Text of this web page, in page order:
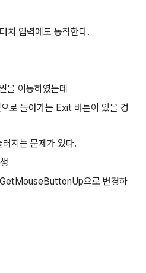
입력에도 동작한다.
을 이동하였는데
로 돌아가는 Exit 버튼이 있을 경
지는 문제가 있다.
으로 변경하